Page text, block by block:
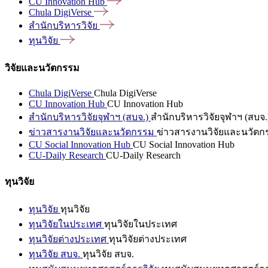
Chula DigiVerse
สำนักบริหารวิจัย
ทุนวิจัย
วิจัยและนวัตกรรม
Chula DigiVerse Chula DigiVerse
CU Innovation Hub CU Innovation Hub
สำนักบริหารวิจัยจุฬาฯ (สบจ.) สำนักบริหารวิจัยจุฬาฯ (สบจ
ข่าวสารงานวิจัยและนวัตกรรม ข่าวสารงานวิจัยและนวัตก
CU Social Innovation Hub CU Social Innovation Hub
CU-Daily Research CU-Daily Research
ทุนวิจัย
ทุนวิจัย ทุนวิจัย
ทุนวิจัยในประเทศ ทุนวิจัยในประเทศ
ทุนวิจัยต่างประเทศ ทุนวิจัยต่างประเทศ
ทุนวิจัย สบจ. ทุนวิจัย สบจ.